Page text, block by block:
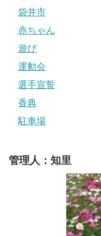
袋井市
赤ちゃん
遊び
運動会
選手宣誓
香典
駐車場
管理人：知里